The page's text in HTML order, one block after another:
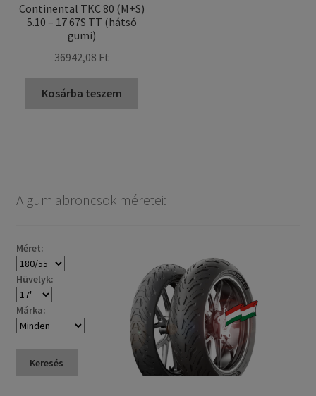
Continental TKC 80 (M+S)
5.10 – 17 67S TT (hátsó
gumi)
36942,08 Ft
Kosárba teszem
A gumiabroncsok méretei:
Méret:
Hüvelyk:
Márka:
Keresés